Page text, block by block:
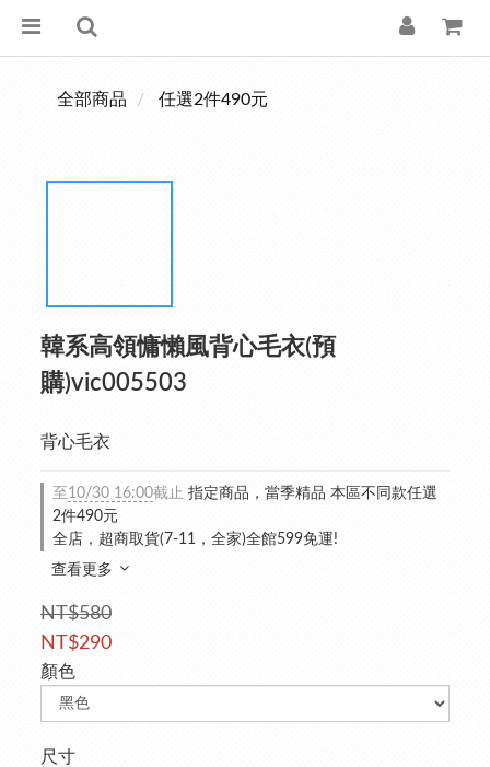
全部商品 任選2件490元
韓系高領慵懶風背心毛衣(預
購)vic005503
背心毛衣
至 10/30 16:00截止 指定商品，當季精品 本區不同款任選
2件490元
全店，超商取貨(7-11，全家)全館599免運!
查看更多
NT$580
NT$290
顏色
尺寸